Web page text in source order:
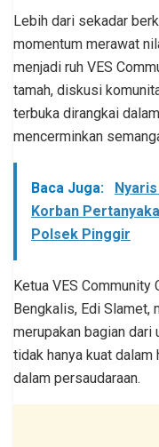
Lebih dari sekadar
momentum merawat
menjadi ruh VES
tamah, diskusi
terbuka dirangkai
mencerminkan
Baca Juga:
Korban
Polsek Pinggir
Ketua VES Community
Bengkalis, Edi Slamet,
merupakan bagian dari
tidak hanya kuat
dalam persaudaraan.